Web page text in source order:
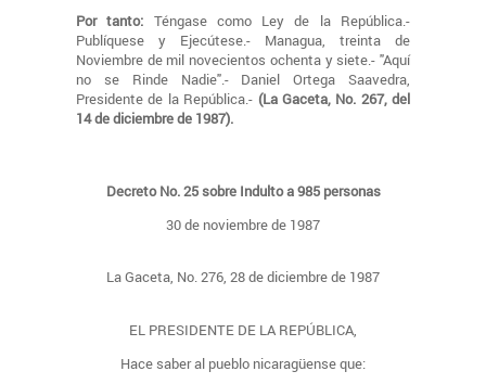
Por tanto: Téngase como Ley de la República.-
Publíquese y Ejecútese.- Managua, treinta de
Noviembre de mil novecientos ochenta y siete.- "Aquí
no se Rinde Nadie".- Daniel Ortega Saavedra,
Presidente de la República.- (La Gaceta, No. 267, del
14 de diciembre de 1987).
Decreto No. 25 sobre Indulto a 985 personas
30 de noviembre de 1987
La Gaceta, No. 276, 28 de diciembre de 1987
EL PRESIDENTE DE LA REPÚBLICA,
Hace saber al pueblo nicaragüense que: